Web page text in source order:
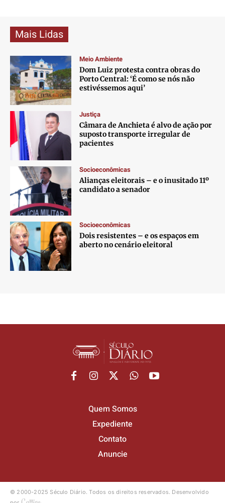
Mais Lidas
Meio Ambiente
Dom Luiz protesta contra obras do
Porto Central: ‘É como se nós não
estivéssemos aqui’
Justiça
Câmara de Anchieta é alvo de ação por
suposto transporte irregular de
pacientes
Socioeconômicas
Alianças eleitorais – e o inusitado 11º
candidato a senador
Socioeconômicas
Dois resistentes – e os espaços em
aberto no cenário eleitoral
Quem Somos
Expediente
Contato
Anuncie
© 2000-2025 Século Diário.Todos os direitos reservados. Desenvolvido